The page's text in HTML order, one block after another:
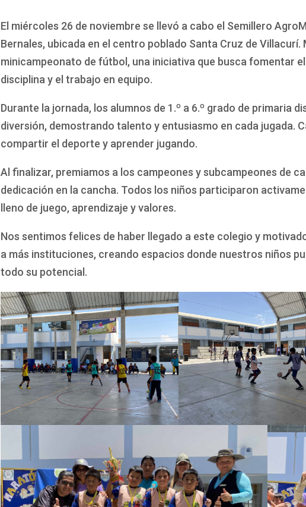
El miércoles 26 de noviembre se llevó a cabo el Semillero
Bernales, ubicada en el centro poblado Santa Cruz de
minicampeonato de fútbol, una iniciativa que busca fomentar
disciplina y el trabajo en equipo.
Durante la jornada, los alumnos de 1.º a 6.º grado de primaria
diversión, demostrando talento y entusiasmo en cada jugada.
compartir el deporte y aprender jugando.
Al finalizar, premiamos a los campeones y subcampeones de
dedicación en la cancha. Todos los niños participaron
lleno de juego, aprendizaje y valores.
Nos sentimos felices de haber llegado a este colegio y
a más instituciones, creando espacios donde nuestros niños
todo su potencial.